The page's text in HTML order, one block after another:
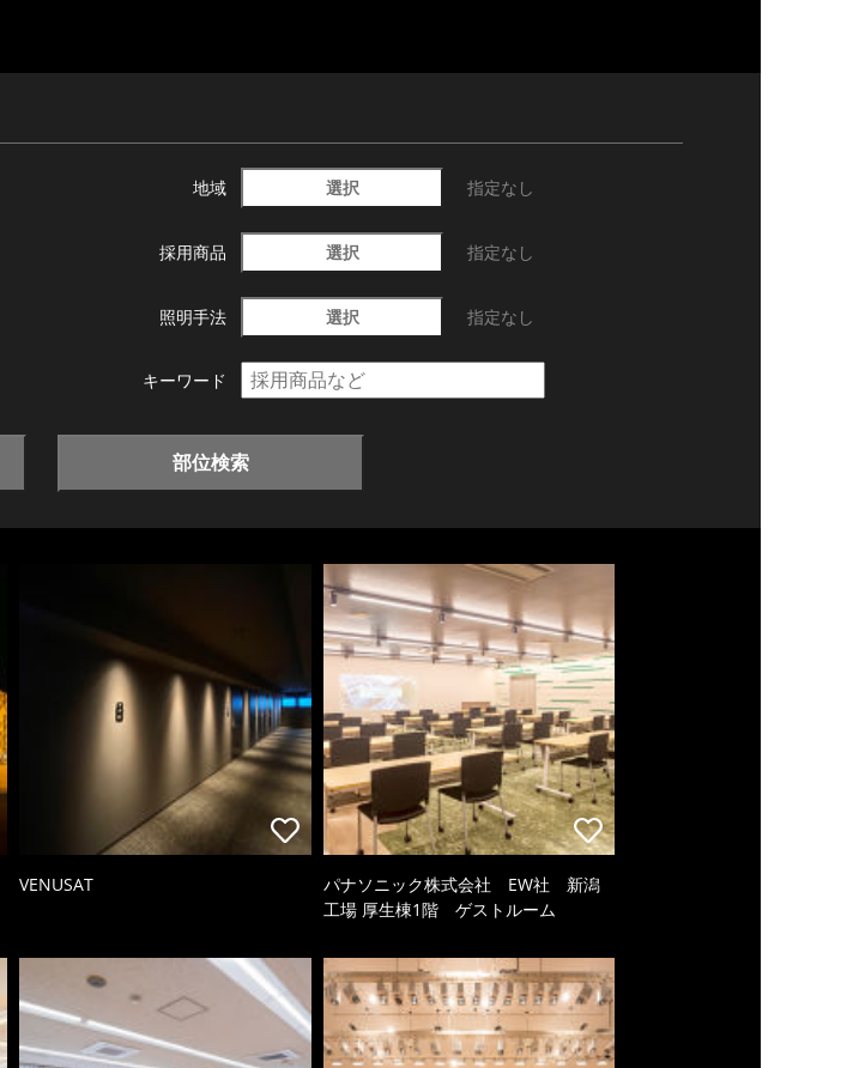
地域 選択 指定なし
採用商品 選択 指定なし
照明手法 選択 指定なし
キーワード
部位検索
VENUSAT
パナソニック株式会社 EW社 新潟
工場 厚生棟1階 ゲストルーム